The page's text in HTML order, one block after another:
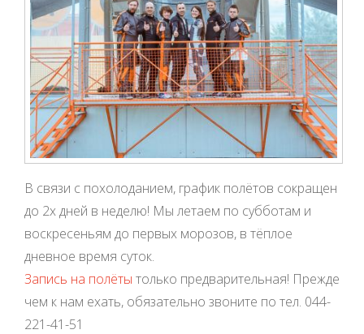
В связи с похолоданием, график полётов сокращен
до 2х дней в неделю! Мы летаем по субботам и
воскресеньям до первых морозов, в тёплое
дневное время суток.
Запись на полёты только предварительная! Прежде
чем к нам ехать, обязательно звоните по тел. 044-
221-41-51